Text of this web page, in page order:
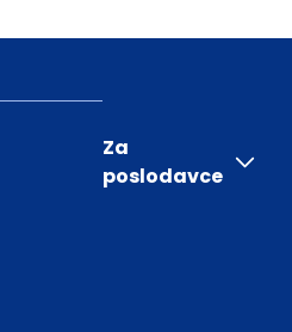
Za
poslodavce